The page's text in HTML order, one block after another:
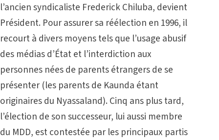
l’ancien syndicaliste Frederick Chiluba, devient
Président. Pour assurer sa réélection en 1996, il
recourt à divers moyens tels que l’usage abusif
des médias d’État et l’interdiction aux
personnes nées de parents étrangers de se
présenter (les parents de Kaunda étant
originaires du Nyassaland). Cinq ans plus tard,
l’élection de son successeur, lui aussi membre
du MDD, est contestée par les principaux partis